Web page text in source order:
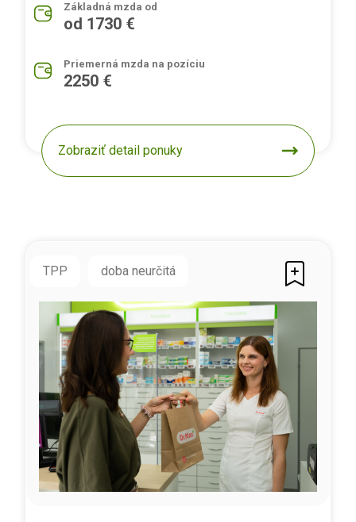
Základná mzda od
od 1730 €
Priemerná mzda na pozíciu
2250 €
Zobraziť detail ponuky
TPP doba neurčitá